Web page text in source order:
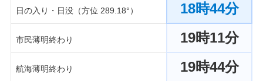
日の入り・日没（方位 289.18°） 18時44分
市民薄明終わり 19時11分
航海薄明終わり 19時44分